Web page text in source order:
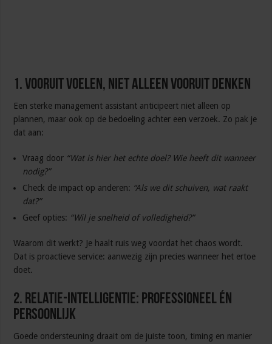
1. Vooruit voelen, niet alleen vooruit denken
Een sterke management assistant anticipeert niet alleen op
plannen, maar ook op de bedoeling achter een verzoek. Zo pak je
dat aan:
Vraag door “Wat is hier het echte doel? Wie heeft dit wanneer
nodig?”
Check de impact op anderen: “Als we dit schuiven, wat raakt
dat?”
Geef opties: “Wil je snelheid of volledigheid?”
Waarom dit werkt? Je haalt ruis weg voordat het chaos wordt.
Dat is proactieve service: aanwezig zijn precies wanneer het ertoe
doet.
2. Relatie-intelligentie: professioneel én
persoonlijk
Goede ondersteuning draait om de juiste toon, timing en manier